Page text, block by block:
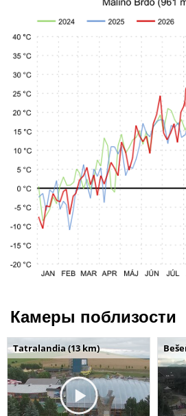
Камеры поблизости
Tatralandia (13 km)